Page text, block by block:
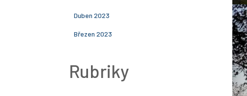
Duben 2023
Březen 2023
Rubriky